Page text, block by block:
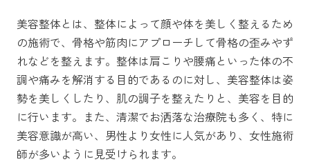
美容整体とは、整体によって顔や体を美しく整えるため
の施術で、骨格や筋肉にアプローチして骨格の歪みやず
れなどを整えます。整体は肩こりや腰痛といった体の不
調や痛みを解消する目的であるのに対し、美容整体は姿
勢を美しくしたり、肌の調子を整えたりと、美容を目的
に行います。また、清潔でお洒落な治療院も多く、特に
美容意識が高い、男性より女性に人気があり、女性施術
師が多いように見受けられます。